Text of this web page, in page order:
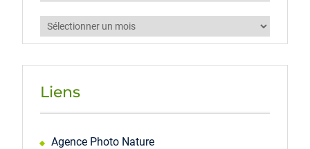
Archives
Liens
Agence Photo Nature